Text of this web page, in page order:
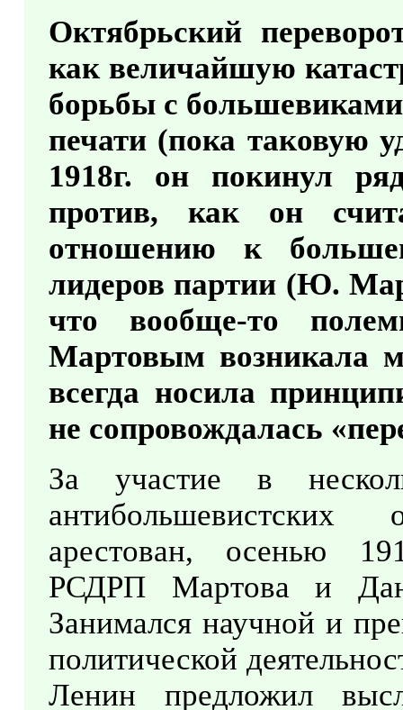
Октябрьский
как величайшую
борьбы с
печати (пока таковую
1918г. он покинул
против, как он
отношению к
лидеров партии (Ю.
что вообще-то
Мартовым возникала
всегда носила
не сопровождалась
За участие в
арестован, осенью
РСДРП Мартова и
Занимался научной и
политической
Ленин предложил